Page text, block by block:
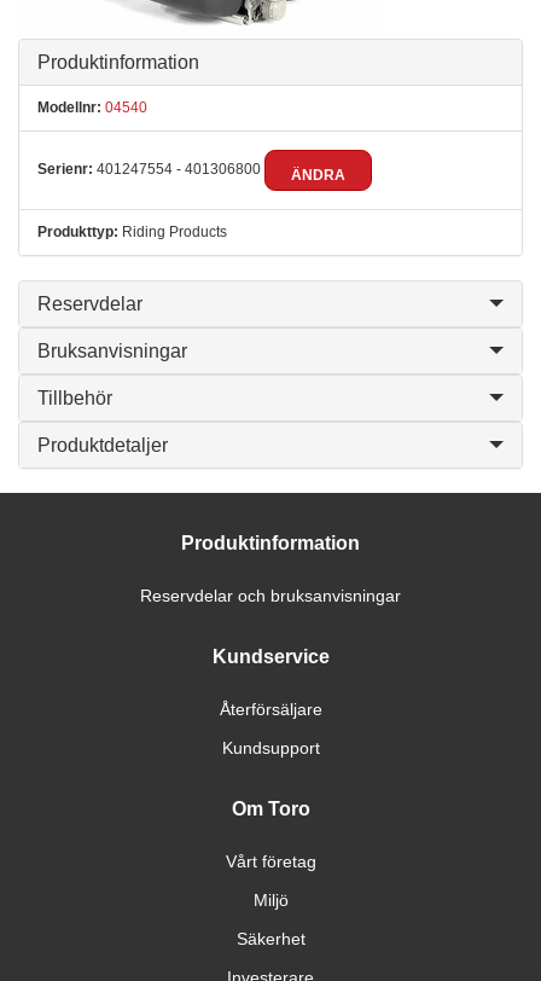
Produktinformation
Modellnr: 04540
Serienr: 401247554 - 401306800 ÄNDRA
Produkttyp: Riding Products
Reservdelar
Bruksanvisningar
Tillbehör
Produktdetaljer
Produktinformation
Reservdelar och bruksanvisningar
Kundservice
Återförsäljare
Kundsupport
Om Toro
Vårt företag
Miljö
Säkerhet